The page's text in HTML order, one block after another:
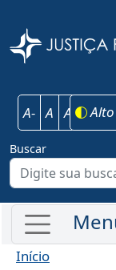
A- A A+
Buscar
Início